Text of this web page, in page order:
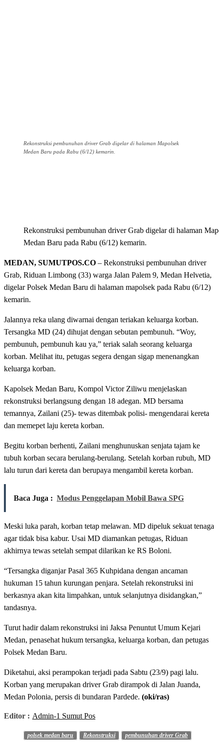
Rekonstruksi pembunuhan driver Grab digelar di halaman Mapolsek
Medan Baru pada Rabu (6/12) kemarin.
Rekonstruksi pembunuhan driver Grab digelar di halaman
Medan Baru pada Rabu (6/12) kemarin.
MEDAN, SUMUTPOS.CO – Rekonstruksi pembunuhan driver
Grab, Riduan Limbong (33) warga Jalan Palem 9, Medan Helvetia,
digelar Polsek Medan Baru di halaman mapolsek pada Rabu (6/12)
kemarin.
Jalannya reka ulang diwarnai dengan teriakan keluarga korban.
Tersangka MD (24) dihujat dengan sebutan pembunuh. “Woy,
pembunuh, pembunuh kau ya,” teriak salah seorang keluarga
korban. Melihat itu, petugas segera dengan sigap menenangkan
keluarga korban.
Kapolsek Medan Baru, Kompol Victor Ziliwu menjelaskan
rekonstruksi berlangsung dengan 18 adegan. MD bersama
temannya, Zailani (25)- tewas ditembak polisi- mengendarai kereta
dan memepet laju kereta korban.
Begitu korban berhenti, Zailani menghunuskan senjata tajam ke
tubuh korban secara berulang-berulang. Setelah korban rubuh, MD
lalu turun dari kereta dan berupaya mengambil kereta korban.
Baca Juga : Modus Penggelapan Mobil Bawa SPG
Meski luka parah, korban tetap melawan. MD dipeluk sekuat tenaga
agar tidak bisa kabur. Usai MD diamankan petugas, Riduan
akhirnya tewas setelah sempat dilarikan ke RS Boloni.
“Tersangka diganjar Pasal 365 Kuhpidana dengan ancaman
hukuman 15 tahun kurungan penjara. Setelah rekonstruksi ini
berkasnya akan kita limpahkan, untuk selanjutnya disidangkan,”
tandasnya.
Turut hadir dalam rekonstruksi ini Jaksa Penuntut Umum Kejari
Medan, penasehat hukum tersangka, keluarga korban, dan petugas
Polsek Medan Baru.
Diketahui, aksi perampokan terjadi pada Sabtu (23/9) pagi lalu.
Korban yang merupakan driver Grab dirampok di Jalan Juanda,
Medan Polonia, persis di bundaran Pardede. (oki/ras)
Editor : Admin-1 Sumut Pos
polsek medan baru Rekonstruksi pembunuhan driver Grab